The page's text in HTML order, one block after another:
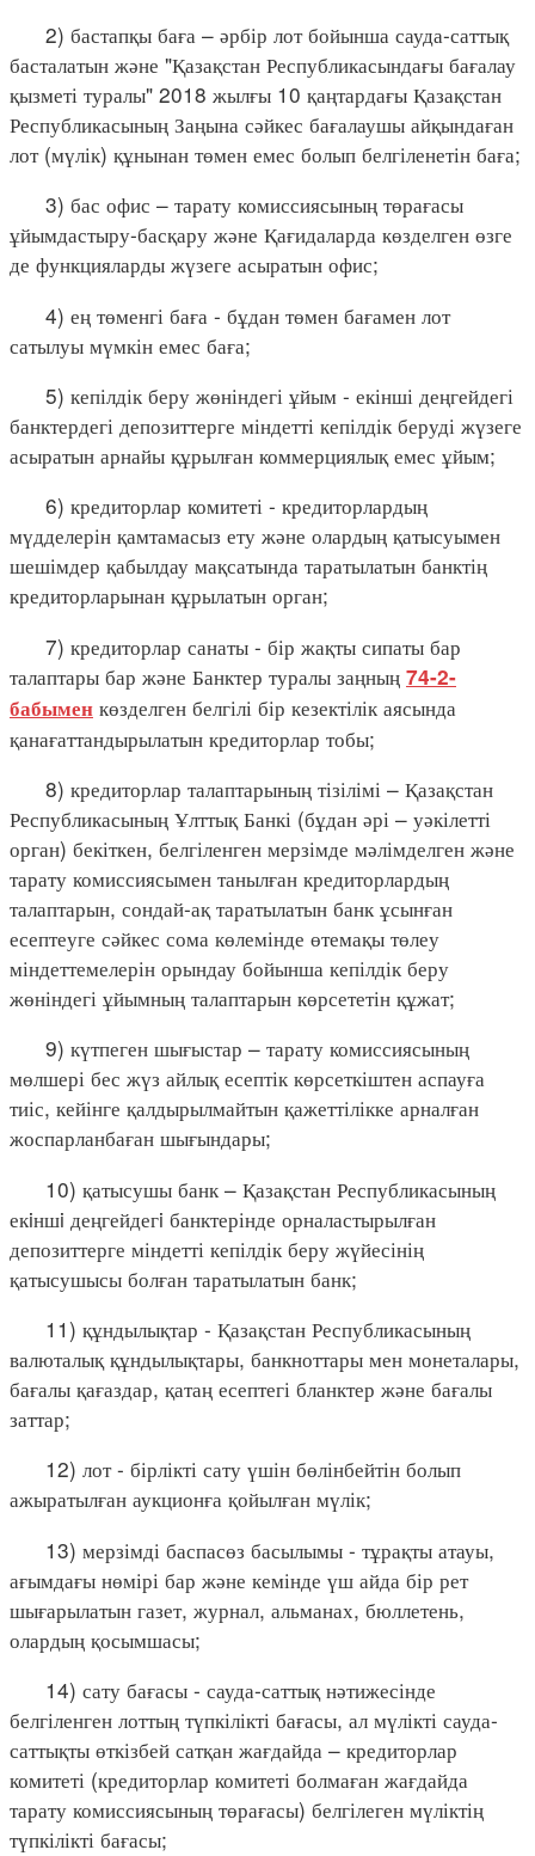
2) бастапқы баға – әрбір лот бойынша сауда-саттық
басталатын және "Қазақстан Республикасындағы бағалау
қызметі туралы" 2018 жылғы 10 қаңтардағы Қазақстан
Республикасының Заңына сәйкес бағалаушы айқындаған
лот (мүлік) құнынан төмен емес болып белгіленетін баға;
3) бас офис – тарату комиссиясының төрағасы
ұйымдастыру-басқару және Қағидаларда көзделген өзге
де функцияларды жүзеге асыратын офис;
4) ең төменгі баға - бұдан төмен бағамен лот
сатылуы мүмкін емес баға;
5) кепілдік беру жөніндегі ұйым - екінші деңгейдегі
банктердегі депозиттерге міндетті кепілдік беруді жүзеге
асыратын арнайы құрылған коммерциялық емес ұйым;
6) кредиторлар комитеті - кредиторлардың
мүдделерін қамтамасыз ету және олардың қатысуымен
шешімдер қабылдау мақсатында таратылатын банктің
кредиторларынан құрылатын орган;
7) кредиторлар санаты - бір жақты сипаты бар
талаптары бар және Банктер туралы заңның 74-2-
бабымен көзделген белгілі бір кезектілік аясында
қанағаттандырылатын кредиторлар тобы;
8) кредиторлар талаптарының тізілімі – Қазақстан
Республикасының Ұлттық Банкі (бұдан әрі – уәкілетті
орган) бекіткен, белгіленген мерзімде мәлімделген және
тарату комиссиясымен танылған кредиторлардың
талаптарын, сондай-ақ таратылатын банк ұсынған
есептеуге сәйкес сома көлемінде өтемақы төлеу
міндеттемелерін орындау бойынша кепілдік беру
жөніндегі ұйымның талаптарын көрсететін құжат;
9) күтпеген шығыстар – тарату комиссиясының
мөлшері бес жүз айлық есептік көрсеткіштен аспауға
тиіс, кейінге қалдырылмайтын қажеттілікке арналған
жоспарланбаған шығындары;
10) қатысушы банк – Қазақстан Республикасының
екiншi деңгейдегi банктерінде орналастырылған
депозиттерге міндетті кепілдік беру жүйесінің
қатысушысы болған таратылатын банк;
11) құндылықтар - Қазақстан Республикасының
валюталық құндылықтары, банкноттары мен монеталары,
бағалы қағаздар, қатаң есептегі бланктер және бағалы
заттар;
12) лот - бірлікті сату үшін бөлінбейтін болып
ажыратылған аукционға қойылған мүлік;
13) мерзімді баспасөз басылымы - тұрақты атауы,
ағымдағы нөмірі бар және кемінде үш айда бір рет
шығарылатын газет, журнал, альманах, бюллетень,
олардың қосымшасы;
14) сату бағасы - сауда-саттық нәтижесінде
белгіленген лоттың түпкілікті бағасы, ал мүлікті сауда-
саттықты өткізбей сатқан жағдайда – кредиторлар
комитеті (кредиторлар комитеті болмаған жағдайда
тарату комиссиясының төрағасы) белгілеген мүліктің
түпкілікті бағасы;